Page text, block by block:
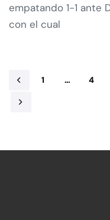
empatando 1-1 ante
con el cual
1 … 4